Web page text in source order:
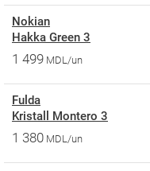
Nokian
Hakka Green 3
1 499 MDL/un
Fulda
Kristall Montero 3
1 380 MDL/un